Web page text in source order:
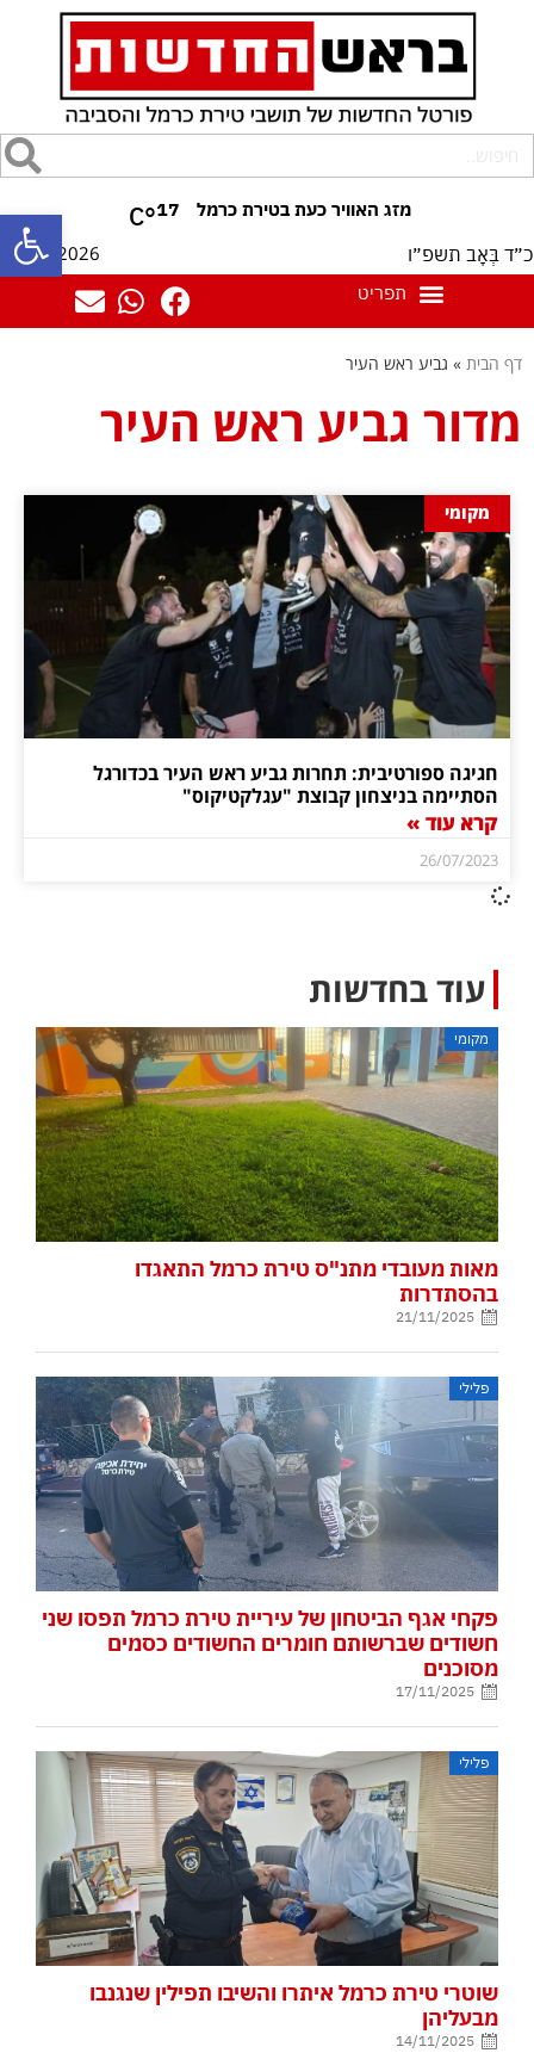
פתח 17
°C
כ״ד בְּאָב תשפ״ו 07/08/2026
דף הבית » גביע ראש העיר
מדור גביע ראש העיר
מקומי
חגיגה ספורטיבית: תחרות גביע ראש העיר בכדורגל
הסתיימה בניצחון קבוצת "עגלקטיקוס"
קרא עוד »
26/07/2023
עוד בחדשות
מקומי
מאות מעובדי מתנ"ס טירת כרמל התאגדו
בהסתדרות
21/11/2025
פלילי
פקחי אגף הביטחון של עיריית טירת כרמל תפסו שני
חשודים שברשותם חומרים החשודים כסמים
מסוכנים
17/11/2025
פלילי
שוטרי טירת כרמל איתרו והשיבו תפילין שנגנבו
מבעליהן
14/11/2025